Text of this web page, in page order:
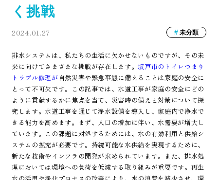
く挑戦
2024.01.27 未分類
排水システムは、私たちの生活に欠かせないものですが、その未
来に向けてさまざまな挑戦が存在します。坂戸市のトイレつまり
トラブル修理が 自然災害や緊急事態に備えることは家庭の安全に
とって不可欠です。この記事では、水道工事が家庭の安全にどの
ように貢献するかに焦点を当て、災害時の備えと対策について探
究します。水道工事を通じて浄水設備を導入し、家庭内で浄水で
きる能力を高めます。まず、人口の増加に伴い、水需要が増大し
ています。この課題に対処するためには、水の有効利用と供給シ
ステムの拡充が必要です。持続可能な水供給を実現するために、
新たな技術やインフラの開発が求められています。また、排水処
理においては環境への負荷を低減する取り組みが重要です。再生
水の活用や浄化プロセスの改善により、水の浪費を減少させ、環